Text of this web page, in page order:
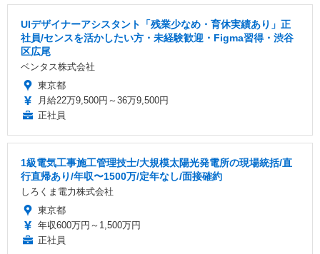
UIデザイナーアシスタント「残業少なめ・育休実績あり」正
社員/センスを活かしたい方・未経験歓迎・Figma習得・渋谷
区広尾
ベンタス株式会社
東京都
月給22万9,500円～36万9,500円
正社員
1級電気工事施工管理技士/大規模太陽光発電所の現場統括/直
行直帰あり/年収〜1500万/定年なし/面接確約
しろくま電力株式会社
東京都
年収600万円～1,500万円
正社員